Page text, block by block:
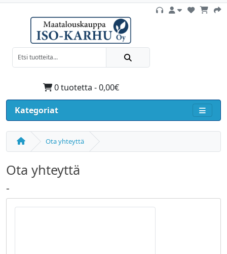
0 tuotetta - 0,00€
Kategoriat
Ota yhteyttä
Ota yhteyttä
-